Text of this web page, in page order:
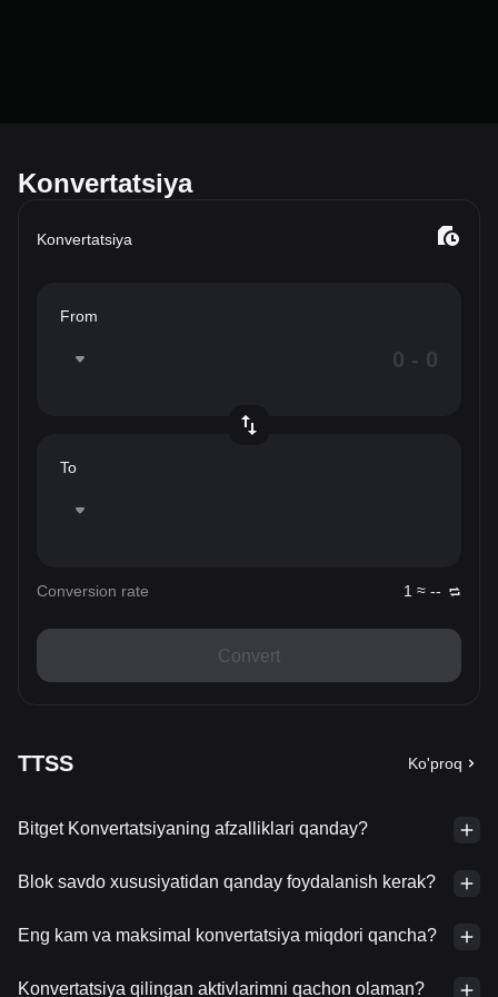
Konvertatsiya
Konvertatsiya
From
To
Conversion rate 1 ≈ --
Convert
TTSS Ko'proq
Bitget Konvertatsiyaning afzalliklari qanday?
Blok savdo xususiyatidan qanday foydalanish kerak?
Eng kam va maksimal konvertatsiya miqdori qancha?
Konvertatsiya qilingan aktivlarimni qachon olaman?